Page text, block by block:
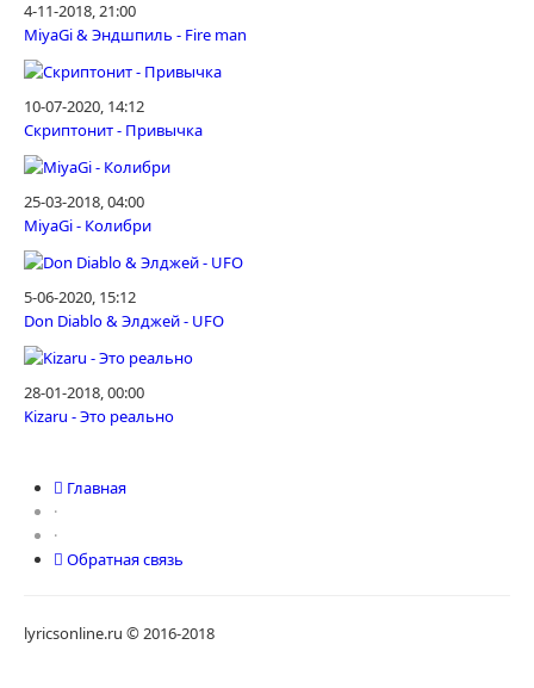
4-11-2018, 21:00
MiyaGi & Эндшпиль - Fire man
10-07-2020, 14:12
Скриптонит - Привычка
25-03-2018, 04:00
MiyaGi - Колибри
5-06-2020, 15:12
Don Diablo & Элджей - UFO
28-01-2018, 00:00
Kizaru - Это реально
Главная
·
·
Обратная связь
lyricsonline.ru © 2016-2018